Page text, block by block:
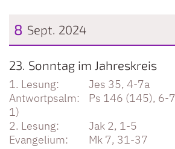
8 Sept. 2024
Datum: 8. September 2024
23. Sonntag im Jahreskreis
Jes 35, 4-7a
Ps 146 (145), 6-
1)
Jak 2, 1-5
Mk 7, 31-37